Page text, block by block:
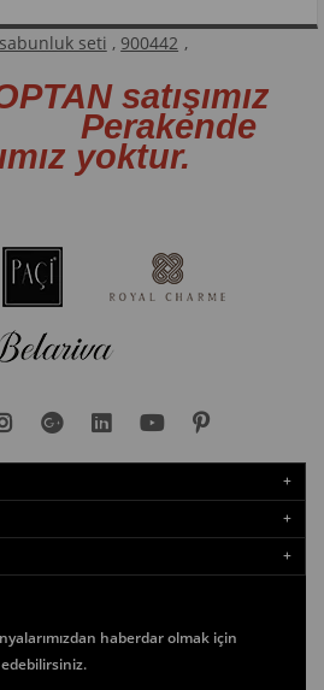
sabunluk seti , 900442 ,
satışımız
Perakende
yoktur.
haberdar olmak için
edebilirsiniz.